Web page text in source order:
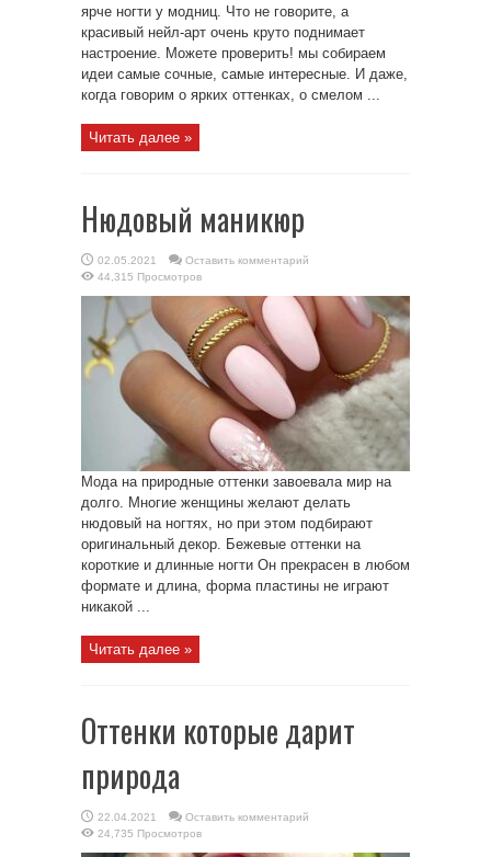
ярче ногти у модниц. Что не говорите, а
красивый нейл-арт очень круто поднимает
настроение. Можете проверить! мы собираем
идеи самые сочные, самые интересные. И даже,
когда говорим о ярких оттенках, о смелом ...
Читать далее »
Нюдовый маникюр
02.05.2021
Оставить комментарий
44,315 Просмотров
Мода на природные оттенки завоевала мир на
долго. Многие женщины желают делать
нюдовый на ногтях, но при этом подбирают
оригинальный декор. Бежевые оттенки на
короткие и длинные ногти Он прекрасен в любом
формате и длина, форма пластины не играют
никакой ...
Читать далее »
Оттенки которые дарит
природа
22.04.2021
Оставить комментарий
24,735 Просмотров